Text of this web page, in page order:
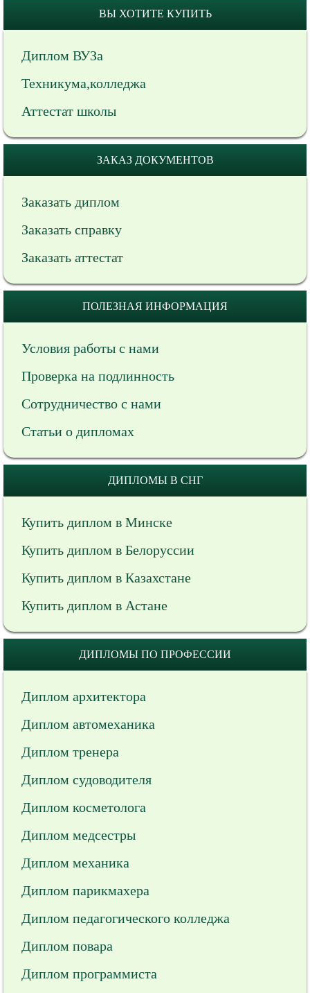
ВЫ ХОТИТЕ КУПИТЬ
Диплом ВУЗа
Техникума,колледжа
Аттестат школы
ЗАКАЗ ДОКУМЕНТОВ
Заказать диплом
Заказать справку
Заказать аттестат
ПОЛЕЗНАЯ ИНФОРМАЦИЯ
Условия работы с нами
Проверка на подлинность
Сотрудничество с нами
Статьи о дипломах
ДИПЛОМЫ В СНГ
Купить диплом в Минске
Купить диплом в Белоруссии
Купить диплом в Казахстане
Купить диплом в Астане
ДИПЛОМЫ ПО ПРОФЕССИИ
Диплом архитектора
Диплом автомеханика
Диплом тренера
Диплом судоводителя
Диплом косметолога
Диплом медсестры
Диплом механика
Диплом парикмахера
Диплом педагогического колледжа
Диплом повара
Диплом программиста